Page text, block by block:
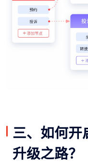
三、如何开
升级之路？